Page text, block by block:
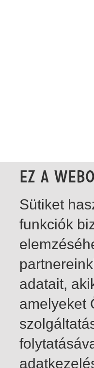
81-96/ insgesamt 96 Treffer
Sütiket
funkciók
adatait,
amelyeket